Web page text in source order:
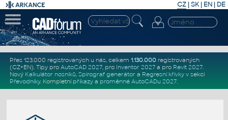
CZ | SK| EN | DE
Přes 123.000 registrovaných u nás, celkem 1.130.000registrovaných
(CZ+EN). Tipy pro AutoCAD 2027, pro Inventor 2027a pro Revit 2027.
Nový Kalkulátor nosníků, Spirograf generátor a Regresní křivkyv sekci
Převodníky. Kompletní příkazya proměnné AutoCADu 2027.